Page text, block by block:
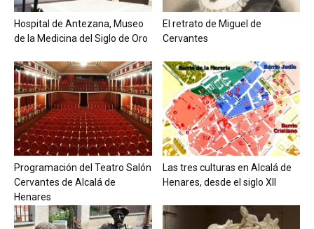
Hospital de Antezana, Museo
de la Medicina del Siglo de Oro
El retrato de Miguel de
Cervantes
Programación del Teatro Salón
Cervantes de Alcalá de
Henares
Las tres culturas en Alcalá de
Henares, desde el siglo XII